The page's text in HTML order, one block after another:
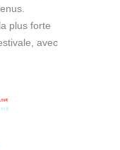
plus forte
avec